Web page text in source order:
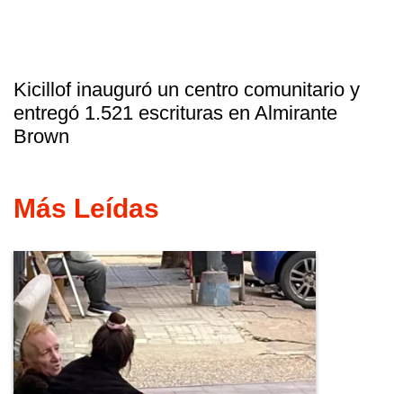
Kicillof inauguró un centro comunitario y
entregó 1.521 escrituras en Almirante
Brown
Más Leídas